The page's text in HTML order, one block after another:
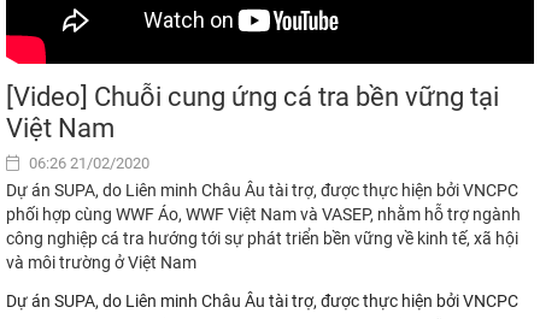
[Video] Chuỗi cung ứng cá tra bền vững tại
Việt Nam
06:26 21/02/2020
Dự án SUPA, do Liên minh Châu Âu tài trợ, được thực hiện bởi VNCPC
phối hợp cùng WWF Áo, WWF Việt Nam và VASEP, nhằm hỗ trợ ngành
công nghiệp cá tra hướng tới sự phát triển bền vững về kinh tế, xã hội
và môi trường ở Việt Nam
Dự án SUPA, do Liên minh Châu Âu tài trợ, được thực hiện bởi VNCPC